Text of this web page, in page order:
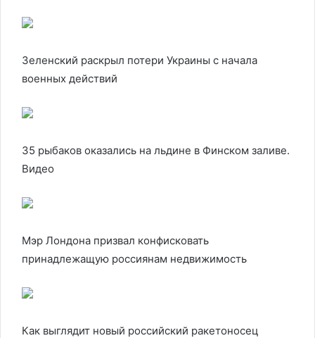
Зеленский раскрыл потери Украины с начала
военных действий
35 рыбаков оказались на льдине в Финском заливе.
Видео
Мэр Лондона призвал конфисковать
принадлежащую россиянам недвижимость
Как выглядит новый российский ракетоносец